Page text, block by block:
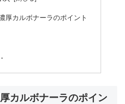
厚カルボナーラのポイント
カルボナーラのポイン